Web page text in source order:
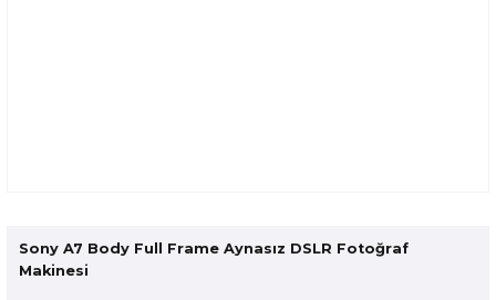
Sony A7 Body Full Frame Aynasız DSLR Fotoğraf
Makinesi